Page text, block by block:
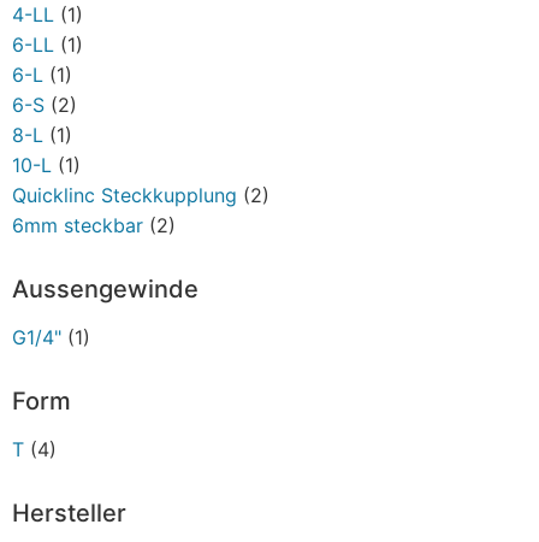
4-LL (1)
6-LL (1)
6-L (1)
6-S (2)
8-L (1)
10-L (1)
Quicklinc Steckkupplung (2)
6mm steckbar (2)
Aussengewinde
G1/4" (1)
Form
T (4)
Hersteller